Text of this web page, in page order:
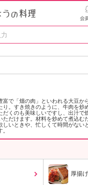
お
い
を
見
つ
け
よ
。
富で「畑の肉」といわれる大豆か
り。すき焼きのように、牛肉を炒
だくのも美味しいですし、出汁で
ただけます。材料を炒めて煮込む
しいときや、忙しくて時間がない
厚揚げ